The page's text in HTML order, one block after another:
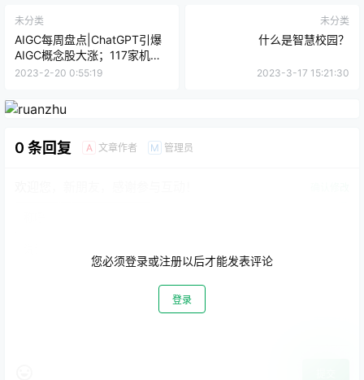
未分类
AIGC每周盘点|ChatGPT引爆
AIGC概念股大涨；117家机构
官宣接入百度文心一言；
2023-2-20 0:55:19
未分类
什么是智慧校园？
2023-3-17 15:21:30
0 条回复 A 文章作者 M 管理员
您必须登录或注册以后才能发表评论
登录